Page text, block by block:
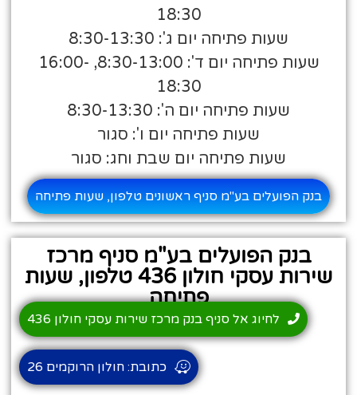
18:30
שעות פתיחה יום ג': 8:30-13:30
שעות פתיחה יום ד': 8:30-13:00, 16:00-
18:30
שעות פתיחה יום ה': 8:30-13:30
שעות פתיחה יום ו': סגור
שעות פתיחה יום שבת וחג: סגור
בנק הפועלים בע"מ סניף ראשונים טלפון, שעות פתיחה
בנק הפועלים בע"מ סניף מרכז
שירות עסקי חולון 436 טלפון, שעות
פתיחה
לחיוג אל סניף בנק מרכז שירות עסקי חולון 436
כתובת: חולון הרוקמים 26